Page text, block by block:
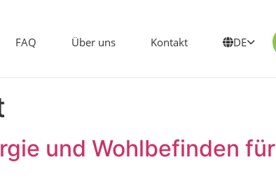
FAQ Über uns Kontakt DE
und Wohlbefinden für